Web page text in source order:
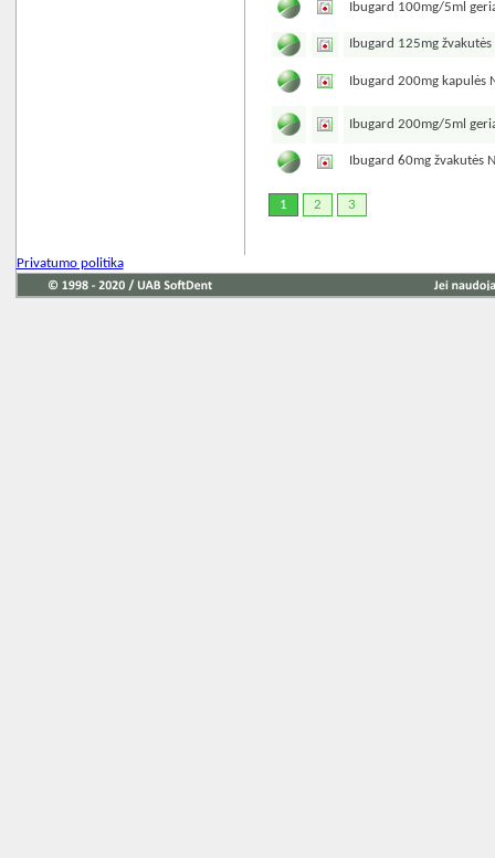
Ibugard 100mg/5ml
Ibugard 125mg žvakutės
Ibugard 200mg kapulės
Ibugard 200mg/5ml
Ibugard 60mg žvakutės
1 2 3
Privatumo politika